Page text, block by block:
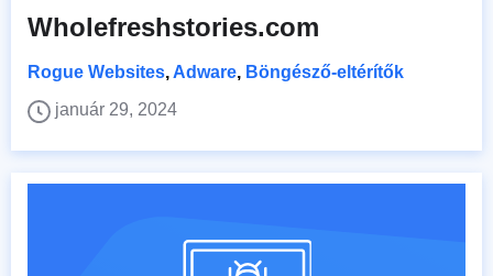
Wholefreshstories.com
Rogue Websites, Adware, Böngésző-eltérítők
január 29, 2024